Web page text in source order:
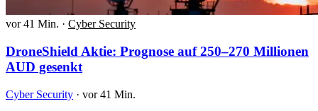
vor 41 Min. · Cyber Security
DroneShield Aktie: Prognose auf 250–270 Millionen
AUD gesenkt
Cyber Security · vor 41 Min.